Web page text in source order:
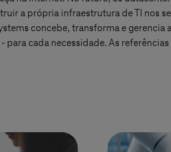
a própria infraestrutura de TI nos
concebe, transforma e gerencia
para cada necessidade. As